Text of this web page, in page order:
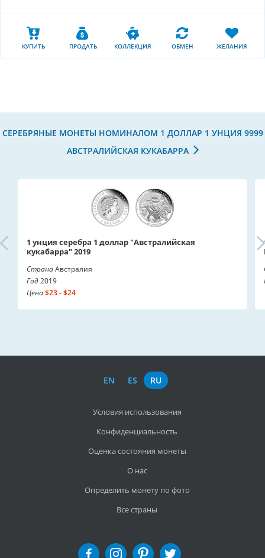
КУПИТЬ ПРОДАТЬ КОЛЛЕКЦИЯ ОБМЕН ЖЕЛАНИЯ
СЕРЕБРЯНЫЕ МОНЕТЫ НОМИНАЛОМ 1 ДОЛЛАР 1 УНЦИЯ 9999
АВСТРАЛИЙСКАЯ КУКАБАРРА
1 унция серебра 1 доллар "Австралийская
кукабарра" 2019
СтранаАвстралия
Год2019
Цена$23 - $24
EN ES RU
Условия использования
Конфиденциальность
Оценка состояния монеты
О нас
Определить монету по фото
Все страны